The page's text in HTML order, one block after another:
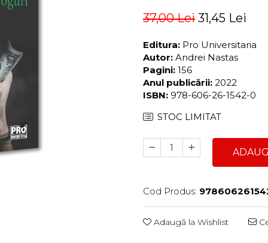
37,00 Lei 31,45 Lei
Editura: Pro Universitaria
Autor: Andrei Nastas
Pagini: 156
Anul publicării: 2022
ISBN: 978-606-26-1542-0
STOC LIMITAT
Cod Produs:
Adaugă la Wishlist